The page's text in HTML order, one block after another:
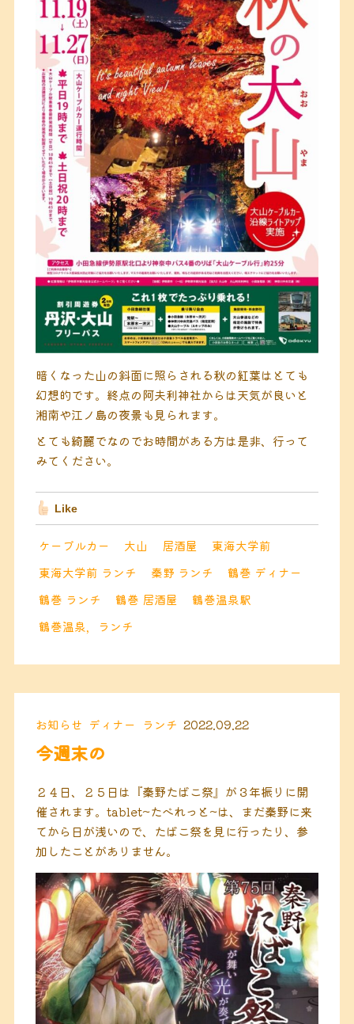
暗くなった山の斜面に照らされる秋の紅葉はとても
幻想的です。終点の阿夫利神社からは天気が良いと
湘南や江ノ島の夜景も見られます。
とても綺麗でなのでお時間がある方は是非、行って
みてください。
Like
ケーブルカー 大山 居酒屋
東海大学前
東海大学前 ランチ
秦野 ランチ
鶴巻 ディナー
鶴巻 ランチ
鶴巻 居酒屋
鶴巻温泉駅
鶴巻温泉，ランチ
お知らせ ディナー ランチ 2022.09.22
今週末の
２４日、２５日は『秦野たばこ祭』が３年振りに開
催されます。tablet~たべれっと~は、まだ秦野に来
てから日が浅いので、たばこ祭を見に行ったり、参
加したことがありません。